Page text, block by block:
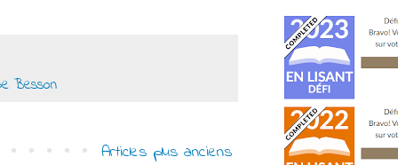
Besson
Articles plus anciens